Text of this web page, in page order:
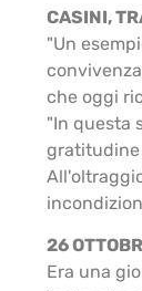
CASINI,
"Un
che oggi
"In questa
gratitudine
26
Era una